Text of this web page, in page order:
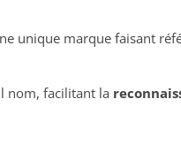
unique marque faisant
nom, facilitant la